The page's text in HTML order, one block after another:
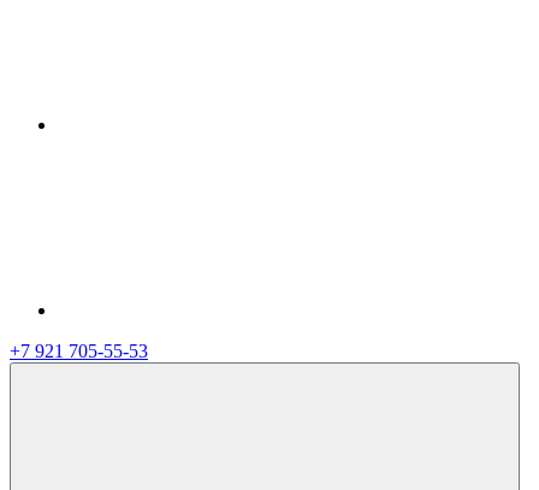
+7 921 705-55-53